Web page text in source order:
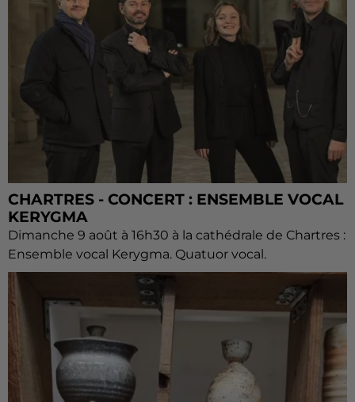
CHARTRES - CONCERT : ENSEMBLE VOCAL
KERYGMA
Dimanche 9 août à 16h30 à la cathédrale de Chartres :
Ensemble vocal Kerygma. Quatuor vocal.